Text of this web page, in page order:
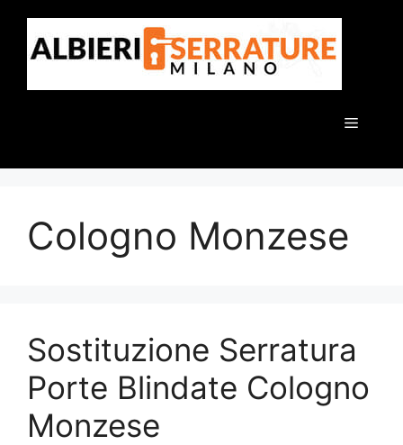
contenuto
Menu
Cologno Monzese
Sostituzione Serratura
Porte Blindate Cologno
Monzese